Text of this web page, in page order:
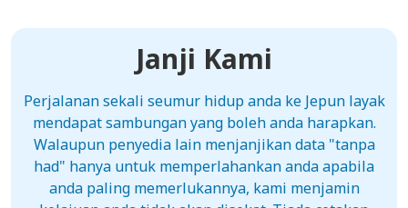
Janji Kami
Perjalanan sekali seumur hidup anda ke Jepun layak
mendapat sambungan yang boleh anda harapkan.
Walaupun penyedia lain menjanjikan data "tanpa
had" hanya untuk memperlahankan anda apabila
anda paling memerlukannya, kami menjamin